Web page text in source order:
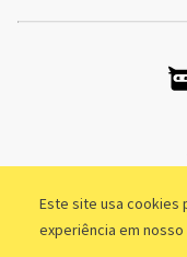
Este site usa cookies
experiência em nosso